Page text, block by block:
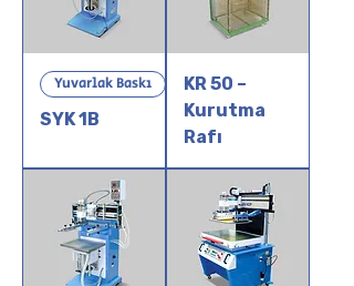
Yuvarlak Baskı
SYK 1B
KR 50 –
Kurutma
Rafı